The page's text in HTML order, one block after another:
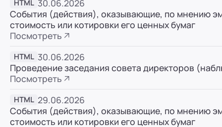
ООО "ПР-Лизинг"
РоссияБарнаул тракт Павловский, д. 295
8 (800) 250-25-31 (вн. 220)
ООО "ПР-Лизинг"
РоссияКемерово
8 (800) 250-25-31 (вн. 129)
ООО "ПР-Лизинг"
РоссияКрасноярск
HTML 30.06.2026
События (действия), оказывающие, по мнению
стоимость или котировки его ценных бумаг
Посмотреть
HTML 30.06.2026
Проведение заседания совета директоров
Посмотреть
HTML 29.06.2026
События (действия), оказывающие, по мнению
стоимость или котировки его ценных бумаг